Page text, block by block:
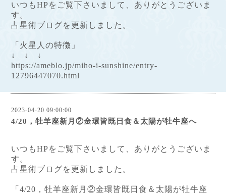
いつもHPをご覧下さいまして、ありがとうございま
す。
占星術ブログを更新しました。
「火星人の特徴」
↓ ↓ ↓
https://ameblo.jp/miho-i-sunshine/entry-
12796447070.html
2023-04-20 09:00:00
4/20，牡羊座新月②金環皆既日食＆太陽が牡牛座へ
いつもHPをご覧下さいまして、ありがとうございま
す。
占星術ブログを更新しました。
「4/20，牡羊座新月②金環皆既日食＆太陽が牡牛座